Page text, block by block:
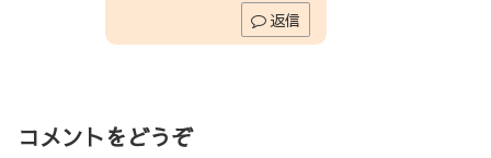
返信
コメントをどうぞ